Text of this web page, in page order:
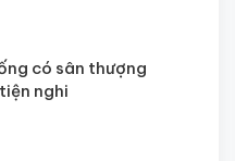
có sân thượng
nghi